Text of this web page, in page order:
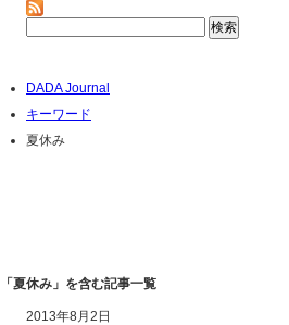
DADA Journal
キーワード
夏休み
「夏休み」を含む記事一覧
2013年8月2日